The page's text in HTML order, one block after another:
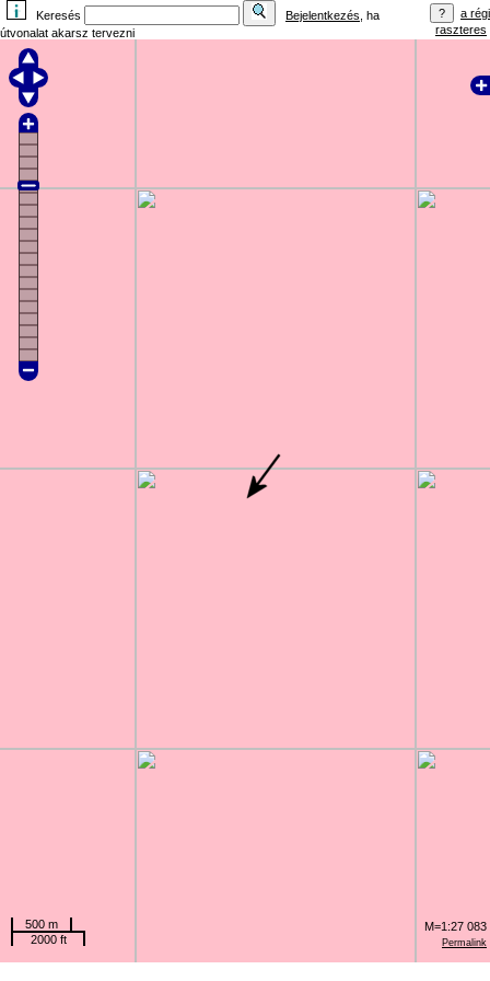
Keresés Bejelentkezés , ha
útvonalat akarsz tervezni
a régi
raszteres
Permalink
500 m
2000 ft
M=1:27 083